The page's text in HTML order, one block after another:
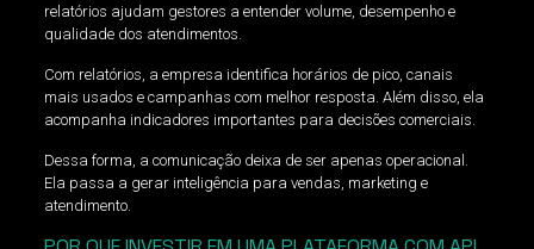
relatórios ajudam gestores a entender volume, desempenho e
qualidade dos atendimentos.
Com relatórios, a empresa identifica horários de pico, canais
mais usados e campanhas com melhor resposta. Além disso, ela
acompanha indicadores importantes para decisões comerciais.
Dessa forma, a comunicação deixa de ser apenas operacional.
Ela passa a gerar inteligência para vendas, marketing e
atendimento.